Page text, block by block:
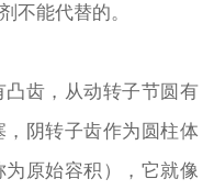
不能代替的。
齿，从动转子节圆有
阴转子齿作为圆柱体
为原始容积），它就像